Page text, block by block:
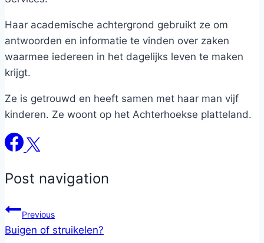
Haar academische achtergrond gebruikt ze om
antwoorden en informatie te vinden over zaken
waarmee iedereen in het dagelijks leven te maken
krijgt.
Ze is getrouwd en heeft samen met haar man vijf
kinderen. Ze woont op het Achterhoekse platteland.
Post navigation
Previous
Buigen of struikelen?